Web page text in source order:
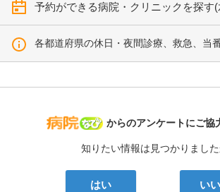
予約ができる病院・クリニックを探す
各都道府県の休日・夜間診療、救急、当
病院なび
からのアンケートにご協
知りたい情報は見つかりまし
はい い